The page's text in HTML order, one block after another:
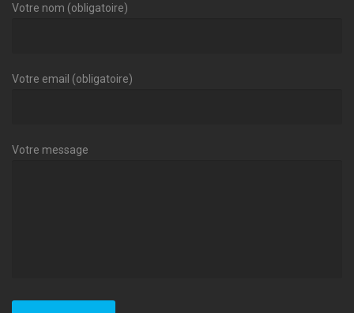
Votre nom (obligatoire)
Votre email (obligatoire)
Votre message